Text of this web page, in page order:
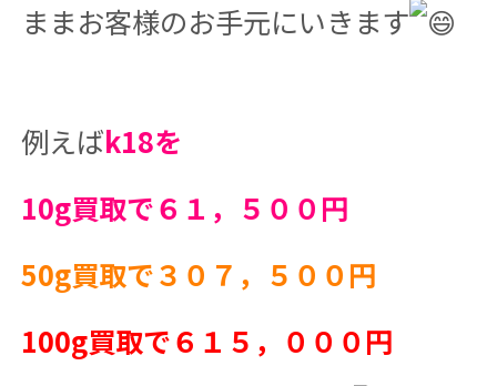
ままお客様のお手元にいきます
例えばk18を
10g買取で６１，５００円
50g買取で３０７，５００円
100g買取で６１５，０００円